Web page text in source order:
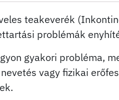
teakeverék
problémák
gyakori probléma,
vagy fizikai